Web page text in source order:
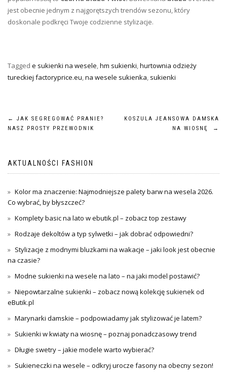
jest obecnie jednym z najgorętszych trendów sezonu, który
doskonale podkręci Twoje codzienne stylizacje.
Tagged e sukienki na wesele,hm sukienki,hurtownia odzieży
tureckiej factoryprice.eu,na wesele sukienka, sukienki
Nawigacja
←
JAK SEGREGOWAĆ PRANIE?
NASZ PROSTY PRZEWODNIK
KOSZULA JEANSOWA DAMSKA
NA WIOSNĘ
→
AKTUALNOŚCI FASHION
Kolor ma znaczenie: Najmodniejsze palety barw na wesela 2026.
Co wybrać, by błyszczeć?
Komplety basic na lato w ebutik.pl – zobacz top zestawy
Rodzaje dekoltów a typ sylwetki – jak dobrać odpowiedni?
Stylizacje z modnymi bluzkami na wakacje – jaki look jest obecnie
na czasie?
Modne sukienki na wesele na lato – na jaki model postawić?
Niepowtarzalne sukienki – zobacz nową kolekcję sukienek od
eButik.pl
Marynarki damskie – podpowiadamy jak stylizować je latem?
Sukienki w kwiaty na wiosnę – poznaj ponadczasowy trend
Długie swetry – jakie modele warto wybierać?
Sukieneczki na wesele – odkryj urocze fasony na obecny sezon!